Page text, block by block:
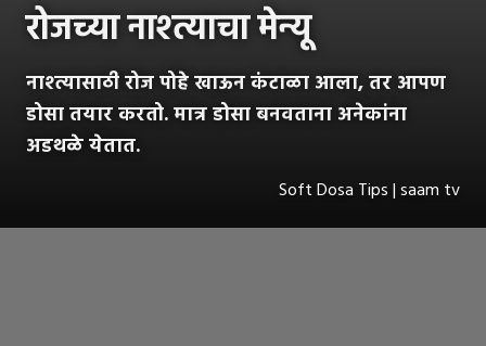
रोजच्या नाश्त्याचा मेन्यू
नाश्त्यासाठी रोज पोहे खाऊन कंटाळा आला, तर आपण
डोसा तयार करतो. मात्र डोसा बनवताना अनेकांना
अडथळे येतात.
Soft Dosa Tips | saam tv